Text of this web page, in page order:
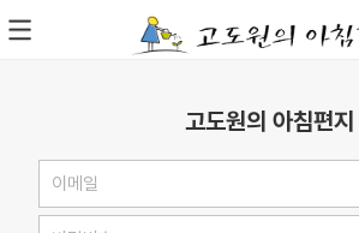
고도원의 아침편지